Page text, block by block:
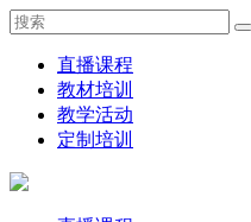
直播课程
教材培训
教学活动
定制培训